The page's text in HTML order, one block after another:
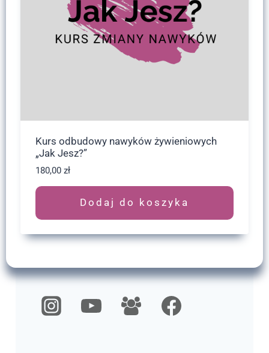
Kurs odbudowy nawyków żywieniowych
„Jak Jesz?”
180,00 zł
Dodaj do koszyka